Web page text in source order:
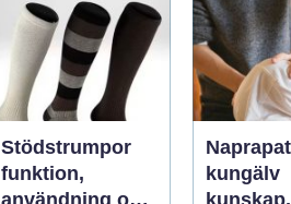
Stödstrumpor
funktion,
användning och
kungälv
kunskap,